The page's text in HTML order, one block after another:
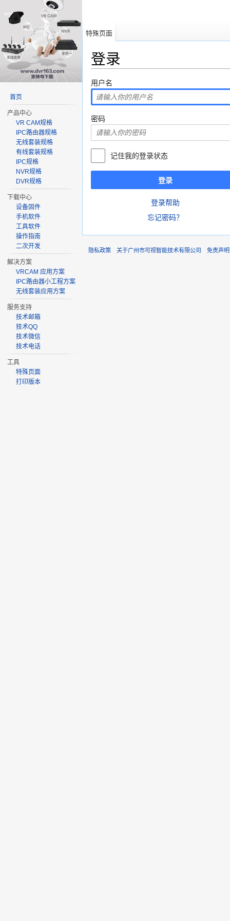
登录
用户名
密码
记住我的登录状态
登录
登录帮助
忘记密码？
特殊页面
首页
产品中心
VR CAM规格
IPC路由器规格
无线套装规格
有线套装规格
IPC规格
NVR规格
DVR规格
下载中心
设备固件
手机软件
工具软件
操作指南
二次开发
解决方案
VRCAM 应用方案
IPC路由器小工程方案
无线套装应用方案
服务支持
技术邮箱
技术QQ
技术微信
技术电话
工具
特殊页面
打印版本
隐私政策 关于广州市可视智能技术有限公司 免责声明